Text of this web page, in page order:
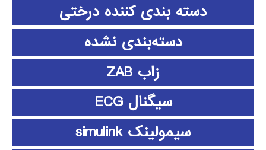
دسته بندی کننده درختی
دسته‌بندی نشده
زاب ZAB
سیگنال ECG
سیمولینک simulink